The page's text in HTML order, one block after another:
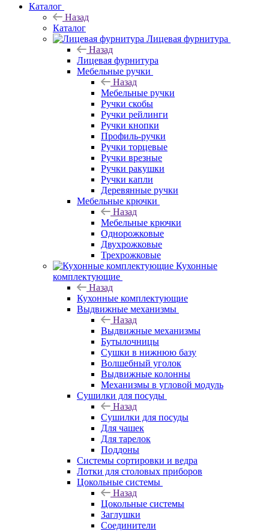
Каталог
Назад
Каталог
Лицевая фурнитура
Назад
Лицевая фурнитура
Мебельные ручки
Назад
Мебельные ручки
Ручки скобы
Ручки рейлинги
Ручки кнопки
Профиль-ручки
Ручки торцевые
Ручки врезные
Ручки ракушки
Ручки капли
Деревянные ручки
Мебельные крючки
Назад
Мебельные крючки
Однорожковые
Двухрожковые
Трехрожковые
Кухонные
комплектующие
Назад
Кухонные комплектующие
Выдвижные механизмы
Назад
Выдвижные механизмы
Бутылочницы
Сушки в нижнюю базу
Волшебный уголок
Выдвижные колонны
Механизмы в угловой модуль
Сушилки для посуды
Назад
Сушилки для посуды
Для чашек
Для тарелок
Поддоны
Системы сортировки и ведра
Лотки для столовых приборов
Цокольные системы
Назад
Цокольные системы
Заглушки
Соединители